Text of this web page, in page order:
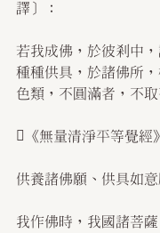
譯〕：
若我成佛，於彼剎中
種種供具，於諸佛所
色類，不圓滿者，不取
《無量清淨平等覺經
供養諸佛願、供具如意
我作佛時，我國諸菩